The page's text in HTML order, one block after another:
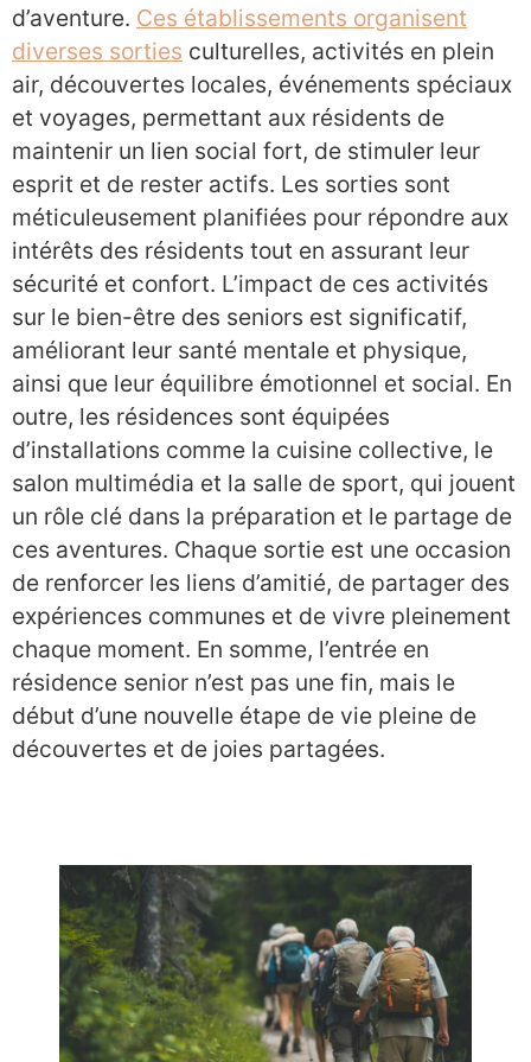
d’aventure. Ces établissements organisent
diverses sorties culturelles, activités en plein
air, découvertes locales, événements spéciaux
et voyages, permettant aux résidents de
maintenir un lien social fort, de stimuler leur
esprit et de rester actifs. Les sorties sont
méticuleusement planifiées pour répondre aux
intérêts des résidents tout en assurant leur
sécurité et confort. L’impact de ces activités
sur le bien-être des seniors est significatif,
améliorant leur santé mentale et physique,
ainsi que leur équilibre émotionnel et social. En
outre, les résidences sont équipées
d’installations comme la cuisine collective, le
salon multimédia et la salle de sport, qui jouent
un rôle clé dans la préparation et le partage de
ces aventures. Chaque sortie est une occasion
de renforcer les liens d’amitié, de partager des
expériences communes et de vivre pleinement
chaque moment. En somme, l’entrée en
résidence senior n’est pas une fin, mais le
début d’une nouvelle étape de vie pleine de
découvertes et de joies partagées.